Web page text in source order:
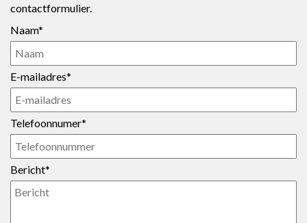
contactformulier.
Naam*
E-mailadres*
Telefoonnumer*
Bericht*